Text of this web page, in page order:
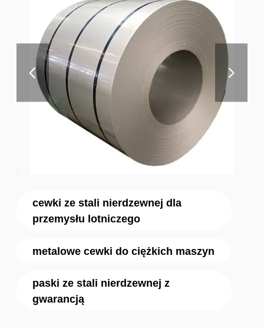
cewki ze stali nierdzewnej dla
przemysłu lotniczego
metalowe cewki do ciężkich maszyn
paski ze stali nierdzewnej z
gwarancją